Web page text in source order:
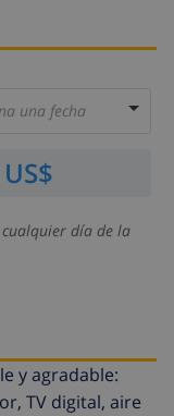
una fecha
día de la
y agradable:
TV digital, aire